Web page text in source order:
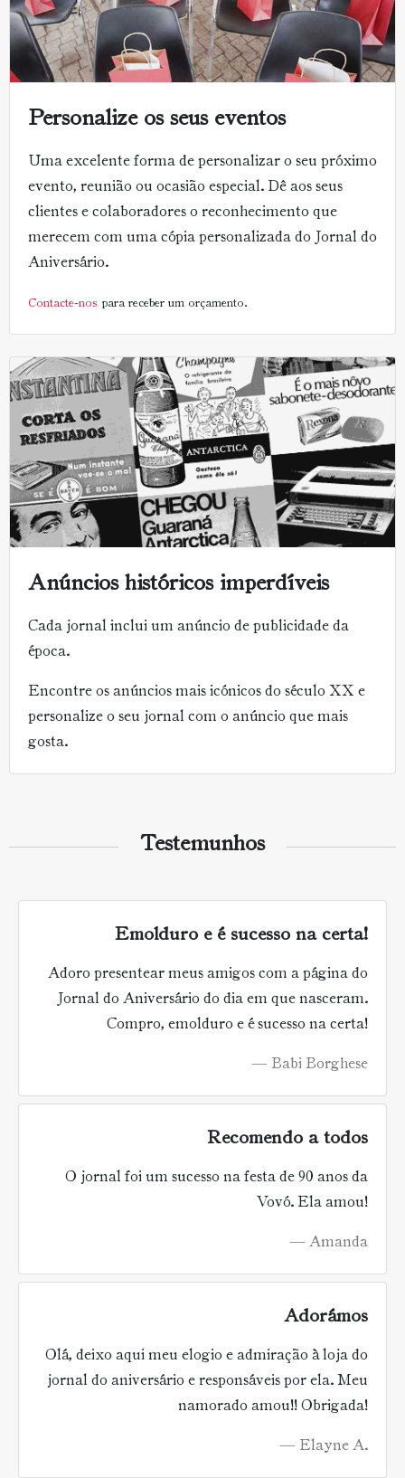
Personalize os seus eventos
Uma excelente forma de personalizar o seu próximo
evento, reunião ou ocasião especial. Dê aos seus
clientes e colaboradores o reconhecimento que
merecem com uma cópia personalizada do Jornal do
Aniversário.
Contacte-nos para receber um orçamento.
Anúncios históricos imperdíveis
Cada jornal inclui um anúncio de publicidade da
época.
Encontre os anúncios mais icónicos do século XX e
personalize o seu jornal com o anúncio que mais
gosta.
Testemunhos
Emolduro e é sucesso na certa!
Adoro presentear meus amigos com a página do
Jornal do Aniversário do dia em que nasceram.
Compro, emolduro e é sucesso na certa!
Babi Borghese
Recomendo a todos
O jornal foi um sucesso na festa de 90 anos da
Vovó. Ela amou!
Amanda
Adorámos
Olá, deixo aqui meu elogio e admiração à loja do
jornal do aniversário e responsáveis por ela. Meu
namorado amou!! Obrigada!
Elayne A.